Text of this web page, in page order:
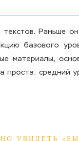
Раньше
базового
материалы,
проста:
УВИДЕТЬ